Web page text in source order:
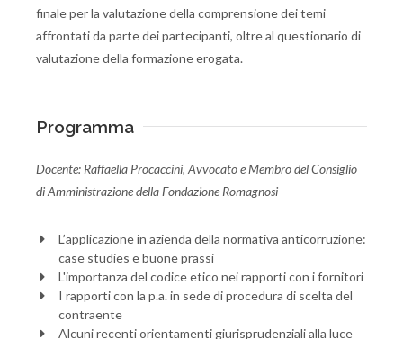
finale per la valutazione della comprensione dei temi
affrontati da parte dei partecipanti, oltre al questionario di
valutazione della formazione erogata.
Programma
Docente: Raffaella Procaccini, Avvocato e Membro del Consiglio
di Amministrazione della Fondazione Romagnosi
L’applicazione in azienda della normativa anticorruzione:
case studies e buone prassi
L'importanza del codice etico nei rapporti con i fornitori
I rapporti con la p.a. in sede di procedura di scelta del
contraente
Alcuni recenti orientamenti giurisprudenziali alla luce